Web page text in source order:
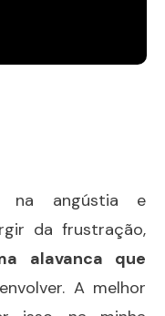
na angústia e
da frustração,
alavanca que
A melhor